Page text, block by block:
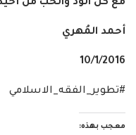
مع كل الود والحب من
أحمد المُهري
10/1/2016
#تطوير_الفقه_الاسلامي
معجب بهذه: